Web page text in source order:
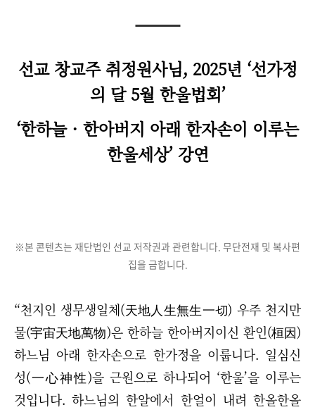
선교 창교주 취정원사님, 2025년 ‘선가정
의 달 5월 한울법회’
‘한하늘 · 한아버지 아래 한자손이 이루는
한울세상’ 강연
※본 콘텐츠는 재단법인 선교 저작권과 관련합니다. 무단전재 및 복사편
집을 금합니다.
“천지인 생무생일체(天地人生無生一切) 우주 천지만
물(宇宙天地萬物)은 한하늘 한아버지이신 환인(桓因)
하느님 아래 한자손으로 한가정을 이룹니다. 일심신
성(一心神性)을 근원으로 하나되어 ‘한울’을 이루는
것입니다. 하느님의 한알에서 한얼이 내려 한올한올